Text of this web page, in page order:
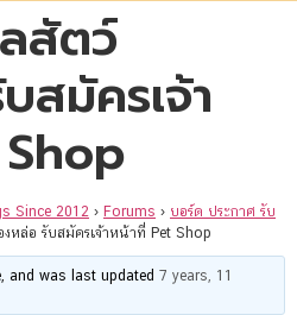
สัตว์
สมัครเจ้า
Since 2012 › Forums › บอร์ด ประกาศ รับ
งหล่อ รับสมัครเจ้าหน้าที่ Pet Shop
and was last updated7 years, 11